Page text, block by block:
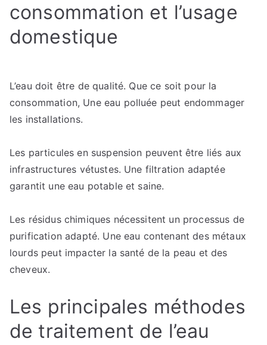
:
calcaire
ses
installations
consommation et l’usage
domestique
L’eau doit être de qualité. Que ce soit pour la
consommation, Une eau polluée peut endommager
les installations.
Les particules en suspension peuvent être liés aux
infrastructures vétustes. Une filtration adaptée
garantit une eau potable et saine.
Les résidus chimiques nécessitent un processus de
purification adapté. Une eau contenant des métaux
lourds peut impacter la santé de la peau et des
cheveux.
Les principales méthodes
de traitement de l’eau